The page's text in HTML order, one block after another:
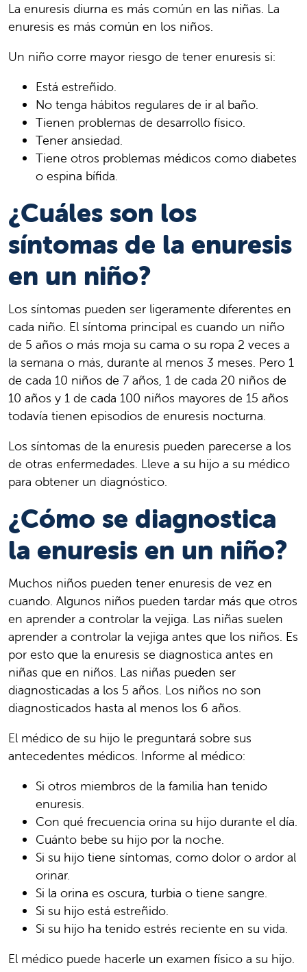
La enuresis diurna es más común en las niñas. La
enuresis es más común en los niños.
Un niño corre mayor riesgo de tener enuresis si:
Está estreñido.
No tenga hábitos regulares de ir al baño.
Tienen problemas de desarrollo físico.
Tener ansiedad.
Tiene otros problemas médicos como diabetes
o espina bífida.
¿Cuáles son los
síntomas de la enuresis
en un niño?
Los síntomas pueden ser ligeramente diferentes en
cada niño. El síntoma principal es cuando un niño
de 5 años o más moja su cama o su ropa 2 veces a
la semana o más, durante al menos 3 meses. Pero 1
de cada 10 niños de 7 años, 1 de cada 20 niños de
10 años y 1 de cada 100 niños mayores de 15 años
todavía tienen episodios de enuresis nocturna.
Los síntomas de la enuresis pueden parecerse a los
de otras enfermedades. Lleve a su hijo a su médico
para obtener un diagnóstico.
¿Cómo se diagnostica
la enuresis en un niño?
Muchos niños pueden tener enuresis de vez en
cuando. Algunos niños pueden tardar más que otros
en aprender a controlar la vejiga. Las niñas suelen
aprender a controlar la vejiga antes que los niños. Es
por esto que la enuresis se diagnostica antes en
niñas que en niños. Las niñas pueden ser
diagnosticadas a los 5 años. Los niños no son
diagnosticados hasta al menos los 6 años.
El médico de su hijo le preguntará sobre sus
antecedentes médicos. Informe al médico:
Si otros miembros de la familia han tenido
enuresis.
Con qué frecuencia orina su hijo durante el día.
Cuánto bebe su hijo por la noche.
Si su hijo tiene síntomas, como dolor o ardor al
orinar.
Si la orina es oscura, turbia o tiene sangre.
Si su hijo está estreñido.
Si su hijo ha tenido estrés reciente en su vida.
El médico puede hacerle un examen físico a su hijo.